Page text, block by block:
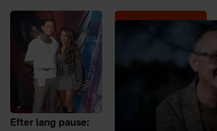
Efter lang pause: